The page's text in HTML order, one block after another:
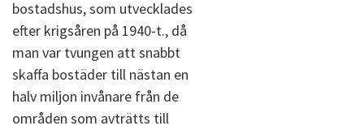
bostadshus, som utvecklades
efter krigsåren på 1940-t., då
man var tvungen att snabbt
skaffa bostäder till nästan en
halv miljon invånare från de
områden som avträtts till